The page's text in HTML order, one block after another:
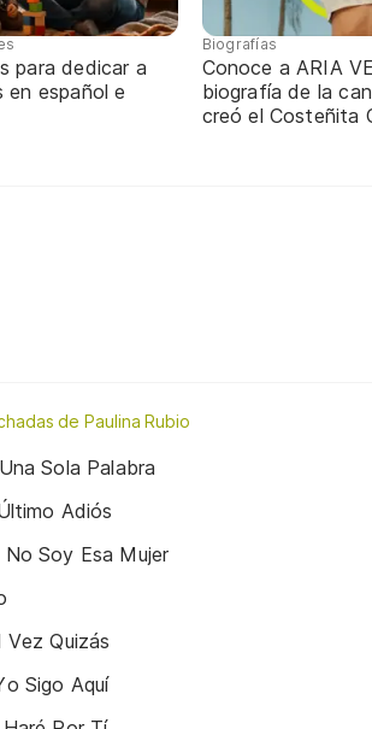
para dedicar a
en español e
Biografías
Conoce a ARIA
biografía de la
creó el Costeñita
de Paulina Rubio
Sola Palabra
Adiós
Soy Esa Mujer
Vez Quizás
Sigo Aquí